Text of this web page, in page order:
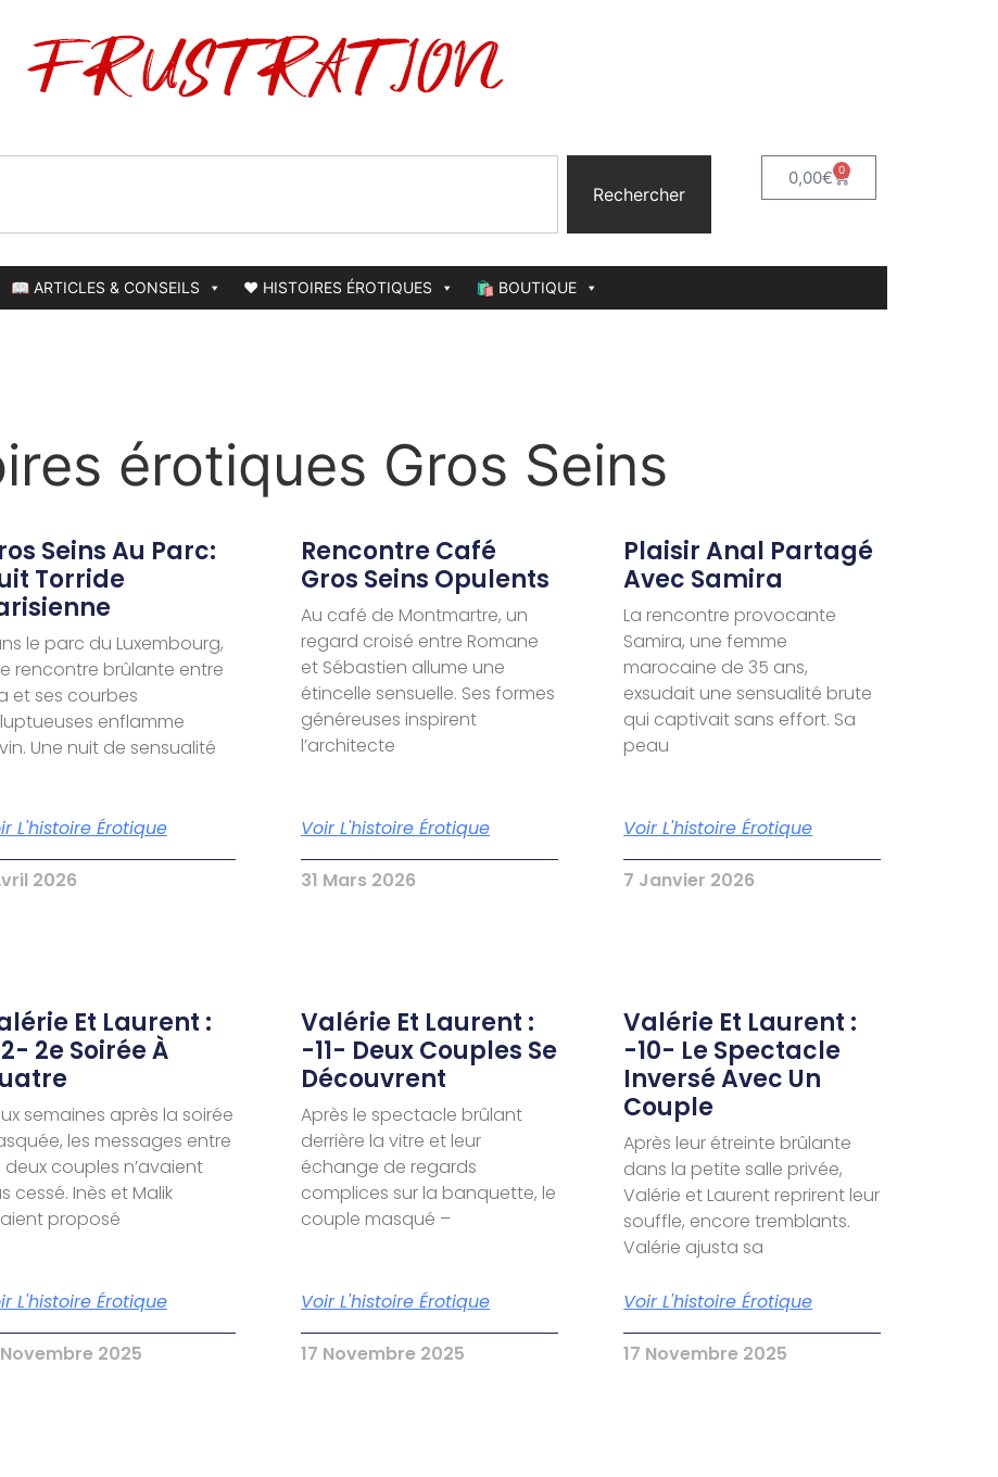
Rechercher
0,00€ 0
📖 ARTICLES & CONSEILS ❤️ HISTOIRES ÉROTIQUES 🛍️ BOUTIQUE
érotiques Gros Seins
Seins Au Parc:
Torride
le parc du Luxembourg,
rencontre brûlante entre
et ses courbes
enflamme
Une nuit de sensualité
L'histoire Érotique
2026
Rencontre Café
Gros Seins Opulents
Au café de Montmartre, un
regard croisé entre Romane
et Sébastien allume une
étincelle sensuelle. Ses formes
généreuses inspirent
l’architecte
Voir L'histoire Érotique
31 Mars 2026
Plaisir Anal Partagé
Avec Samira
La rencontre provocante
Samira, une femme
marocaine de 35 ans,
exsudait une sensualité brute
qui captivait sans effort. Sa
peau
Voir L'histoire Érotique
7 Janvier 2026
Et Laurent :
2e Soirée À
semaines après la soirée
les messages entre
deux couples n’avaient
cessé. Inès et Malik
proposé
L'histoire Érotique
Novembre 2025
Valérie Et Laurent :
-11- Deux Couples Se
Découvrent
Après le spectacle brûlant
derrière la vitre et leur
échange de regards
complices sur la banquette, le
couple masqué –
Voir L'histoire Érotique
17 Novembre 2025
Valérie Et Laurent :
-10- Le Spectacle
Inversé Avec Un
Couple
Après leur étreinte brûlante
dans la petite salle privée,
Valérie et Laurent reprirent leur
souffle, encore tremblants.
Valérie ajusta sa
Voir L'histoire Érotique
17 Novembre 2025